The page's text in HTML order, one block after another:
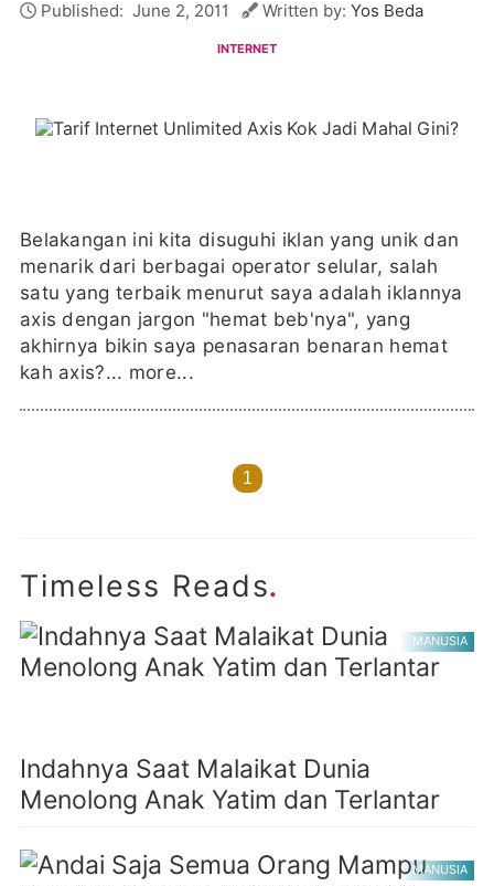
Published: June 2, 2011 Written by: Yos Beda
INTERNET
Belakangan ini kita disuguhi iklan yang unik dan
menarik dari berbagai operator selular, salah
satu yang terbaik menurut saya adalah iklannya
axis dengan jargon "hemat beb'nya", yang
akhirnya bikin saya penasaran benaran hemat
kah axis?... more...
1
Timeless Reads.
MANUSIA
Indahnya Saat Malaikat Dunia
Menolong Anak Yatim dan Terlantar
MANUSIA